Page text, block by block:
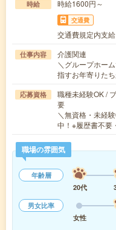
時給 時給1600円～
交通費
交通費規定内支給
仕事内容
介護関連
＼グループホー
指すお年寄りた
応募資格
職種未経験OK /
要
＼無資格・未経
中！※履歴書不要
職場の雰囲気
年齢層
20代
男女比率
女性